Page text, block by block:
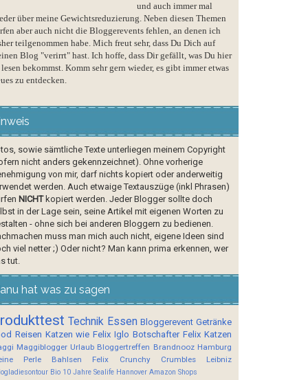
und auch immer mal
über meine Gewichtsreduzierung. Neben diesen Themen
aber auch nicht die Bloggerevents fehlen, an denen ich
teilgenommen habe. Mich freut sehr, dass Du Dich auf
Blog "verirrt" hast. Ich hoffe, dass Dir gefällt, was Du hier
bekommst. Komm sehr gern wieder, es gibt immer etwas
zu entdecken.
sowie sämtliche Texte unterliegen meinem Copyright
nicht anders gekennzeichnet). Ohne vorherige
von mir, darf nichts kopiert oder anderweitig
werden. Auch etwaige Textauszüge (inkl Phrasen)
NICHTkopiert werden. Jeder Blogger sollte doch
in der Lage sein, seine Artikel mit eigenen Worten zu
- ohne sich bei anderen Bloggern zu bedienen.
muss man mich auch nicht, eigene Ideen sind
viel netter ;) Oder nicht? Man kann prima erkennen, wer
tut.
hat was zu sagen
Technik Essen Bloggerevent Getränke
Reisen Katzen wie Felix Iglo Botschafter Felix Katzen
Maggiblogger Urlaub Bloggertreffen Brandnooz Hamburg
Perle
Bahlsen Felix Crunchy Crumbles Leibniz
Bio 10 Jahre Sealife Hannover Amazon Shops